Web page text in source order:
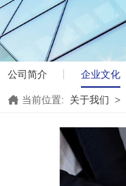
公司简介 企业文化
当前位置: 关于我们 >